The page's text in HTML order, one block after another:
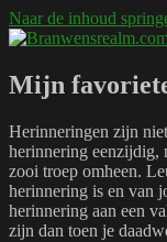
Naar de inhoud
Mijn
Herinneringen zijn
herinnering eenzijdig,
zooi troep omheen.
herinnering is en van
herinnering aan een
zijn dan toen je